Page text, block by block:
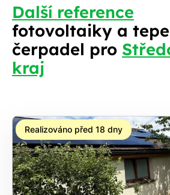
Další reference
fotovoltaiky a
čerpadel pro
kraj
Realizováno před 18 dny